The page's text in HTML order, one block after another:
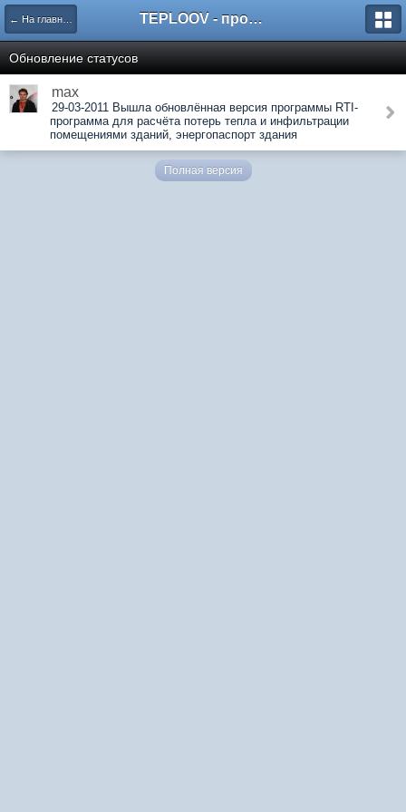
← На главную TEPLOOV - программный комплекс для расчёта систем отопления и вентиляции
Обновление статусов
max
29-03-2011 Вышла обновлённая версия программы RTI-
программа для расчёта потерь тепла и инфильтрации
помещениями зданий, энергопаспорт здания
Полная версия